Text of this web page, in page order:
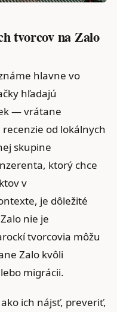
tvorcov na Zalo
hlavne vo
hľadajú
— vrátane
od lokálnych
skupine
ktorý chce
v
je dôležité
nie je
tvorcovia môžu
Zalo kvôli
migrácii.
ich nájsť, preveriť,